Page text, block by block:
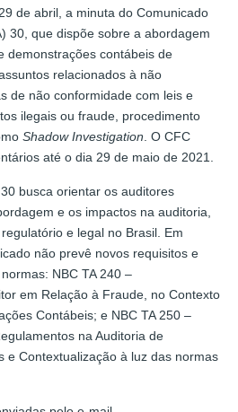
de abril, a minuta do Comunicado
30, que dispõe sobre a abordagem
demonstrações contábeis de
relacionados à não
de não conformidade com leis e
ilegais ou fraude, procedimento
Shadow Investigation . O CFC
até o dia 29 de maio de 2021.
busca orientar os auditores
e os impactos na auditoria,
e legal no Brasil. Em
não prevê novos requisitos e
NBC TA 240 –
em Relação à Fraude, no Contexto
Contábeis; e NBC TA 250 –
na Auditoria de
e Contextualização à luz das normas